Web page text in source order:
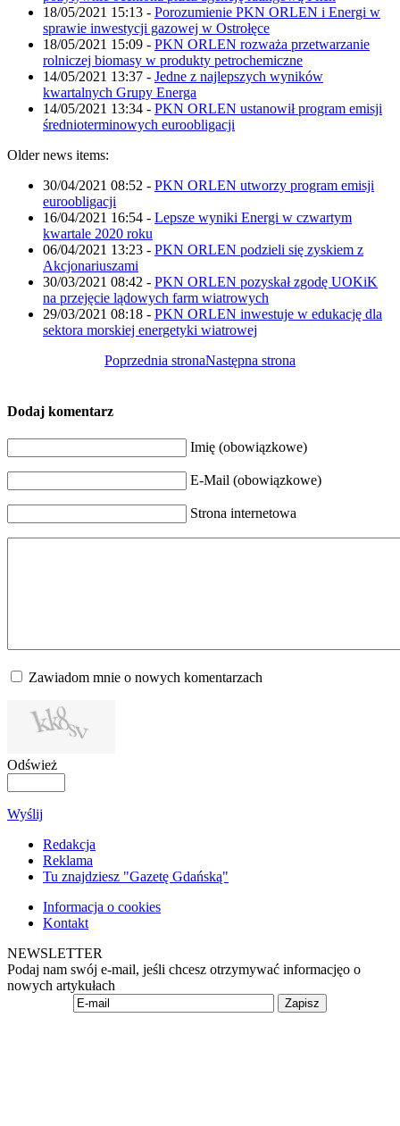
18/05/2021 15:13 - Porozumienie PKN ORLEN i Energi w
sprawie inwestycji gazowej w Ostrołęce
18/05/2021 15:09 - PKN ORLEN rozważa przetwarzanie
rolniczej biomasy w produkty petrochemiczne
14/05/2021 13:37 - Jedne z najlepszych wyników
kwartalnych Grupy Energa
14/05/2021 13:34 - PKN ORLEN ustanowił program emisji
średnioterminowych euroobligacji
Older news items:
30/04/2021 08:52 - PKN ORLEN utworzy program emisji
euroobligacji
16/04/2021 16:54 - Lepsze wyniki Energi w czwartym
kwartale 2020 roku
06/04/2021 13:23 - PKN ORLEN podzieli się zyskiem z
Akcjonariuszami
30/03/2021 08:42 - PKN ORLEN pozyskał zgodę UOKiK
na przejęcie lądowych farm wiatrowych
29/03/2021 08:18 - PKN ORLEN inwestuje w edukację dla
sektora morskiej energetyki wiatrowej
Poprzednia stronaNastępna strona
Dodaj komentarz
Imię (obowiązkowe)
E-Mail (obowiązkowe)
Strona internetowa
Zawiadom mnie o nowych komentarzach
Odśwież
Wyślij
Redakcja
Reklama
Tu znajdziesz "Gazetę Gdańską"
Informacja o cookies
Kontakt
NEWSLETTER
Podaj nam swój e-mail, jeśli chcesz otrzymywać informacjęo o
nowych artykułach
Zapisz